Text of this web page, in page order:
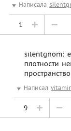
Написала
1
silentgnom:
плотности
Написал
9